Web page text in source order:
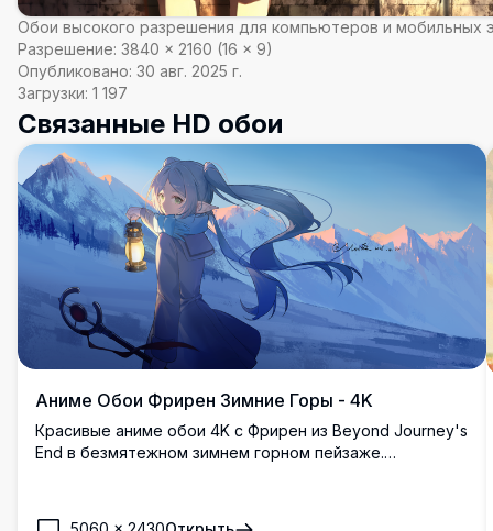
Обои высокого разрешения для компьютеров и мобильных
Разрешение: 3840 × 2160 (16 × 9)
Опубликовано: 30 авг. 2025 г.
Загрузки: 1 197
Связанные HD обои
Аниме Обои Фрирен Зимние Горы - 4K
Красивые аниме обои 4K с Фрирен из Beyond Journey's
End в безмятежном зимнем горном пейзаже.
заснеженных вершин с теплым освещением заката,